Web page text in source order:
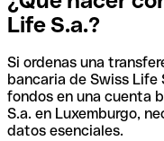
Life S.a.?
Si ordenas una
bancaria de Swiss Life
fondos en una cuenta
S.a. en Luxemburgo,
datos esenciales.